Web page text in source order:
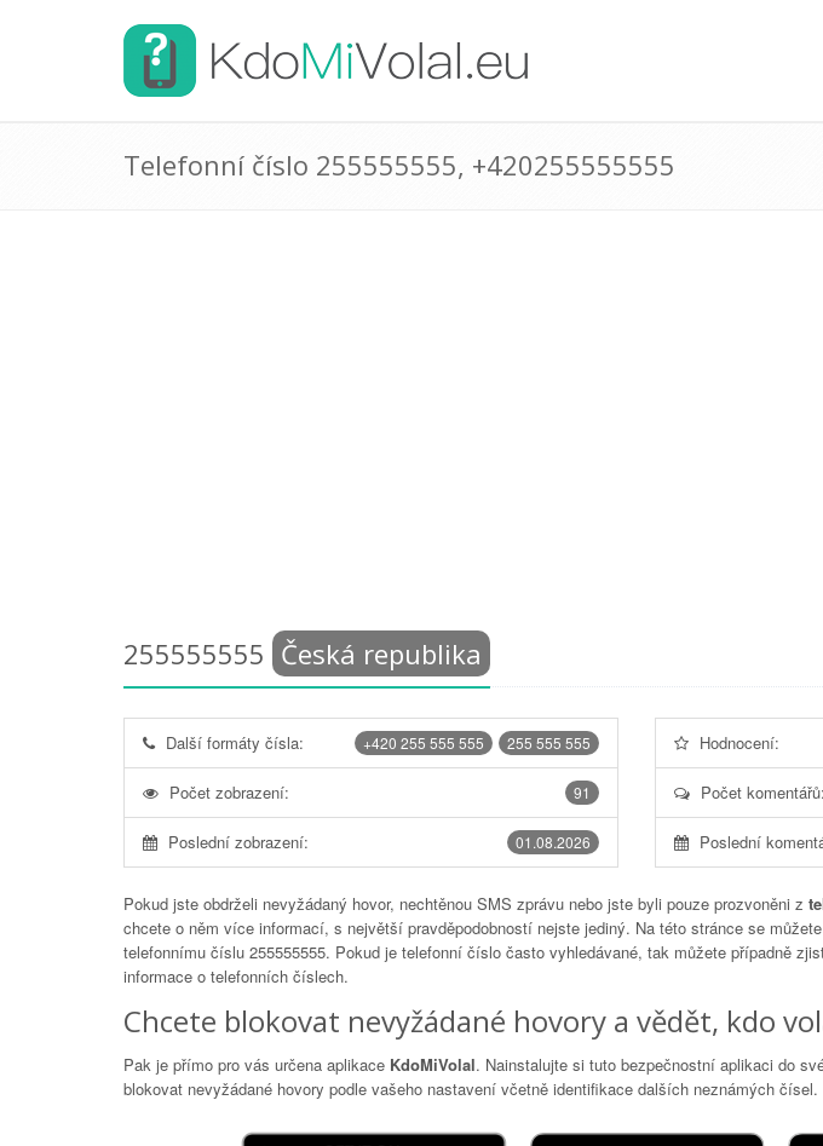
Telefonní číslo 255555555, +420255555555
255555555 Česká republika
255 555 555
+420 255 555 555
Další formáty čísla:
91
Počet zobrazení:
01.08.2026
Poslední zobrazení:
Hodnocení:
Počet komentářů:
Poslední
Pokud jste obdrželi nevyžádaný hovor, nechtěnou SMS zprávu nebo jste byli pouze prozvoněni z
chcete o něm více informací, s největší pravděpodobností nejste jediný. Na této stránce se
telefonnímu číslu 255555555. Pokud je telefonní číslo často vyhledávané, tak můžete případně
informace o telefonních číslech.
Chcete blokovat nevyžádané hovory a vědět, kdo
Pak je přímo pro vás určena aplikace KdoMiVolal. Nainstalujte si tuto bezpečnostní aplikaci do
blokovat nevyžádané hovory podle vašeho nastavení včetně identifikace dalších neznámých čísel.